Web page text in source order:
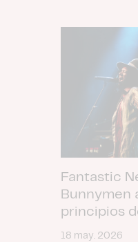
Fantastic
Bunnymen
principios
18 may. 2026